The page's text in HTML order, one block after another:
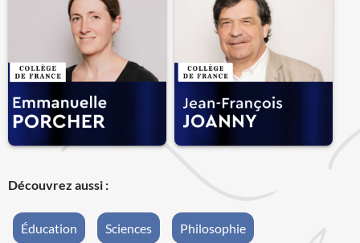
Découvrez aussi :
Éducation Sciences Philosophie